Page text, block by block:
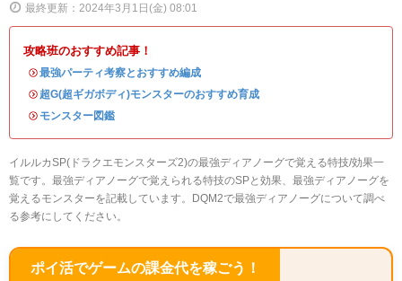
最終更新：2024年3月1日(金) 08:01
攻略班のおすすめ記事！
・最強パーティ考察とおすすめ編成
・超G(超ギガボディ)モンスターのおすすめ育成
・ モンスター図鑑
イルルカSP(ドラクエモンスターズ2)の最強ディアノーグで覚える特技/効果一
覧です。最強ディアノーグで覚えられる特技のSPと効果、最強ディアノーグを
覚えるモンスターを記載しています。DQM2で最強ディアノーグについて調べ
る参考にしてください。
ポイ活でゲームの課金代を稼ごう！